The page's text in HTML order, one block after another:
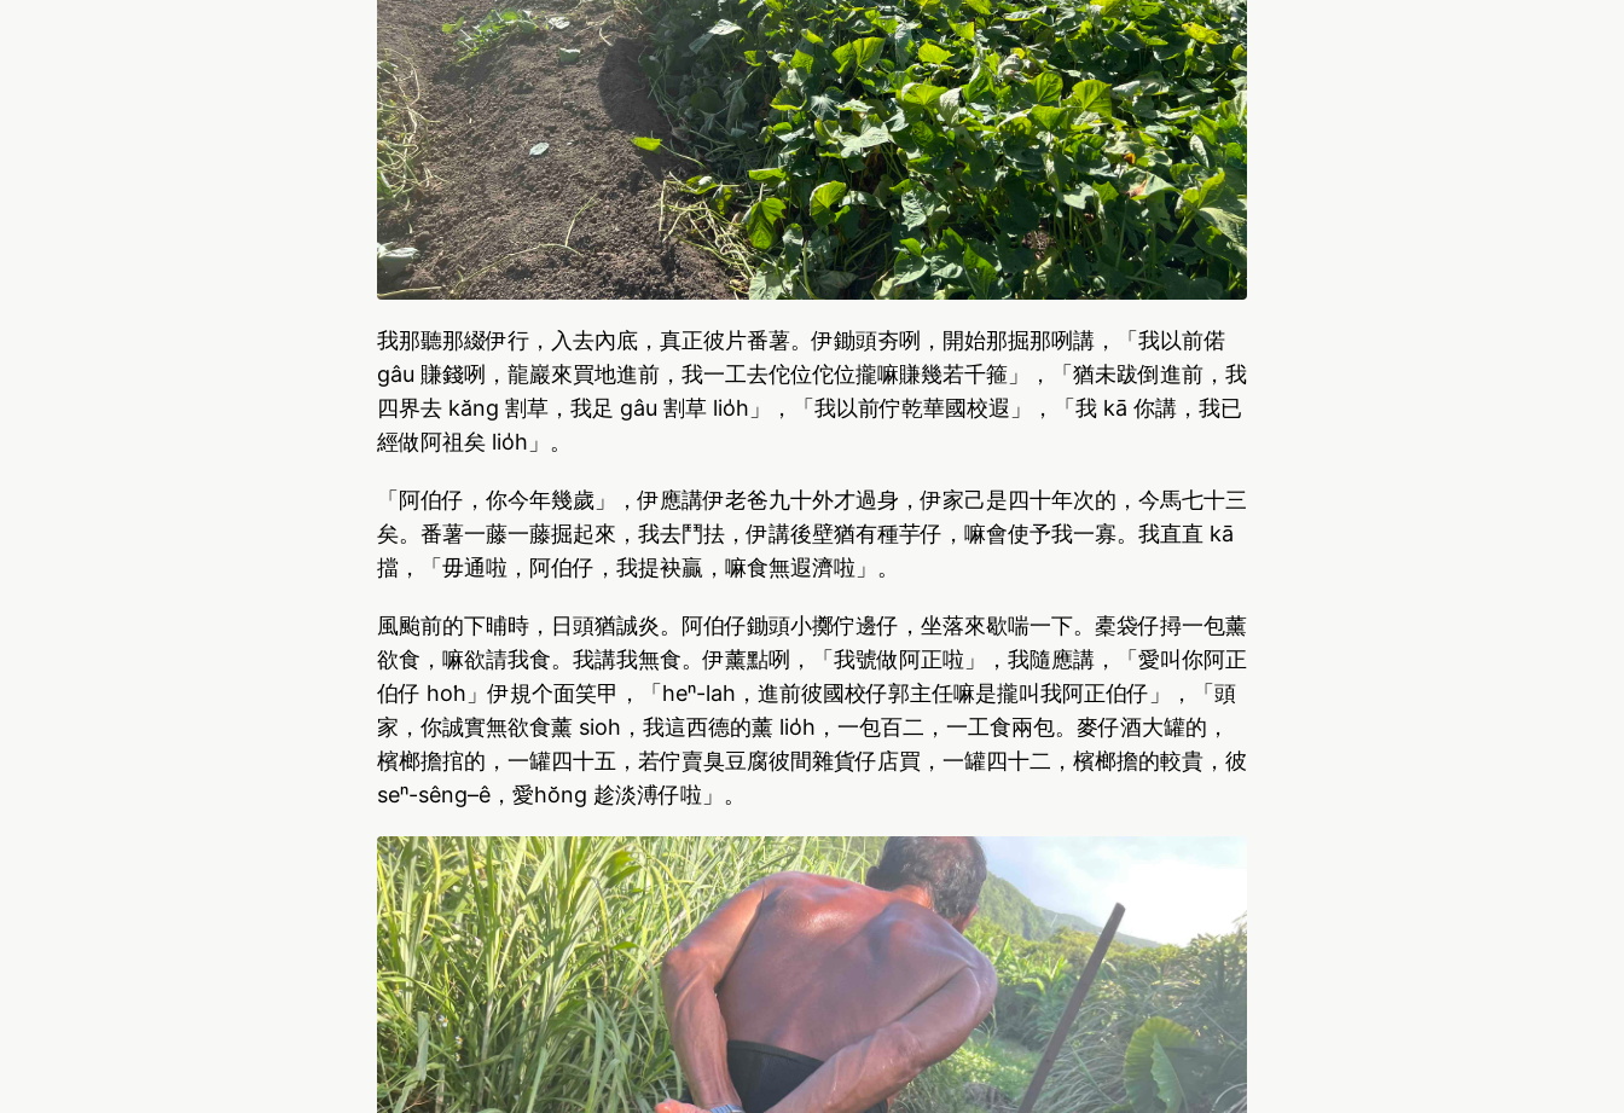
我那聽那綴伊行，入去內底，真正彼片番薯。伊鋤頭夯咧，開始那掘那咧講，「我以前偌
gâu 賺錢咧，龍巖來買地進前，我一工去佗位佗位攏嘛賺幾若千箍」，「猶未跋倒進前，我
四界去 kăng 割草，我足 gâu 割草 lio̍h」，「我以前佇乾華國校遐」，「我 kā 你講，我已
經做阿祖矣 lio̍h」。
「阿伯仔，你今年幾歲」，伊應講伊老爸九十外才過身，伊家己是四十年次的，今馬七十三
矣。番薯一藤一藤掘起來，我去鬥抾，伊講後壁猶有種芋仔，嘛會使予我一寡。我直直 kā
擋，「毋通啦，阿伯仔，我提袂贏，嘛食無遐濟啦」。
風颱前的下晡時，日頭猶誠炎。阿伯仔鋤頭小擲佇邊仔，坐落來歇喘一下。橐袋仔撏一包薰
欲食，嘛欲請我食。我講我無食。伊薰點咧，「我號做阿正啦」，我隨應講，「愛叫你阿正
伯仔 ho͘h」伊規个面笑甲，「heⁿ-lah，進前彼國校仔郭主任嘛是攏叫我阿正伯仔」，「頭
家，你誠實無欲食薰 sioh，我這西德的薰 lio̍h，一包百二，一工食兩包。麥仔酒大罐的，
檳榔擔捾的，一罐四十五，若佇賣臭豆腐彼間雜貨仔店買，一罐四十二，檳榔擔的較貴，彼
seⁿ-sêng–ê，愛hŏng 趁淡溥仔啦」。